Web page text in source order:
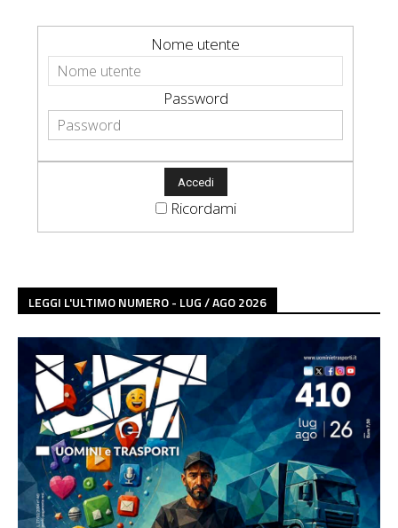
Nome utente
Password
Ricordami
LEGGI L'ULTIMO NUMERO - LUG / AGO 2026